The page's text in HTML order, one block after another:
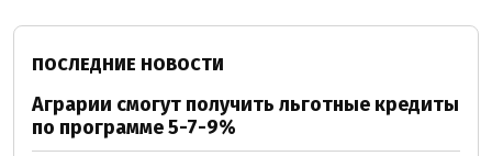
ПОСЛЕДНИЕ НОВОСТИ
Аграрии смогут получить льготные кредиты
по программе 5-7-9%